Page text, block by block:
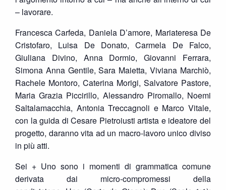
– lavorare.
Francesca Carfeda, Daniela D’amore, Mariateresa De
Cristofaro, Luisa De Donato, Carmela De Falco,
Giuliana Divino, Anna Dormio, Giovanni Ferrara,
Simona Anna Gentile, Sara Maietta, Viviana Marchiò,
Rachele Montoro, Caterina Morigi, Salvatore Pastore,
Maria Grazia Piccirillo, Alessandro Piromallo, Noemi
Saltalamacchia, Antonia Treccagnoli e Marco Vitale,
con la guida di Cesare Pietroiusti artista e ideatore del
progetto, daranno vita ad un macro-lavoro unico diviso
in più atti.
Sei + Uno sono i momenti di grammatica comune
derivata dai micro-compromessi della